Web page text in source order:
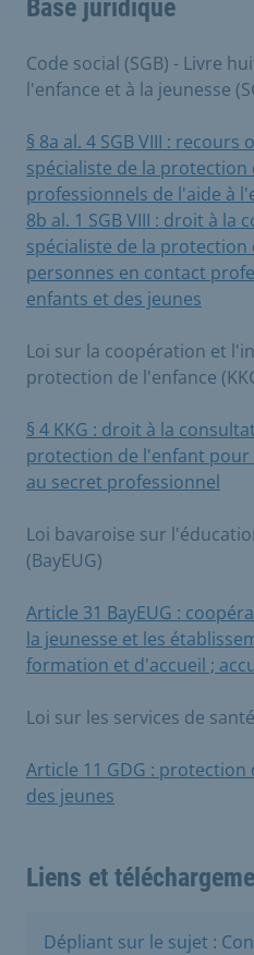
Base juridique
Code social (SGB) - Livre
l'enfance et à la jeunesse
§ 8a al. 4 SGB VIII :
spécialiste de la
professionnels de l'aide à
8b al. 1 SGB VIII : droit à la
spécialiste de la
personnes en contact
enfants et des jeunes
Loi sur la coopération et
protection de l'enfance
§ 4 KKG : droit à la
protection de l'enfant pour
au secret professionnel
Loi bavaroise sur
(BayEUG)
Article 31 BayEUG :
la jeunesse et les
formation et d'accueil ;
Loi sur les services de
Article 11 GDG :
des jeunes
Liens et
Dépliant sur le sujet :